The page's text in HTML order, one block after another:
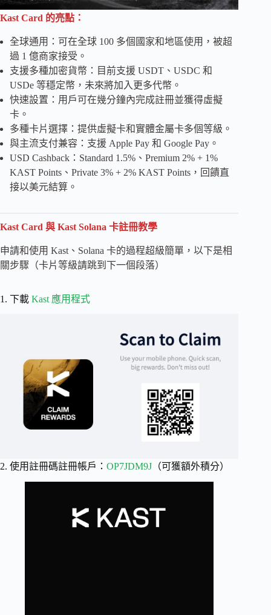
Kast Card 的亮點：
全球通用：可在全球 100 多個國家和地區使用，被超
過 1 億商家接受。
支援多種加密貨幣：目前支援 USDT、USDC 和
USDe 等穩定幣，未來將加入更多代幣。
快速設置：用戶可在幾分鐘內完成註冊並獲得虛擬
卡。
多種卡片選擇：提供虛擬卡和實體金屬卡多個等級。
與主流支付兼容：支援 Apple Pay 和 Google Pay。
USD Cashback：Standard 1.5%、Premium 2% + 1%
KAST Points、Private 3% + 2% KAST Points，回饋直
接以美元結算。
Kast Card 與 Kast Solana 卡註冊教學
申請和使用 Kast、Solana 卡的過程超級簡單，以下是相
關步驟（卡片等級請跳到下一個段落）
1. 下載 Kast 應用程式
2. 使用註冊碼註冊帳戶： OP7JDM9J （可獲額外積分）